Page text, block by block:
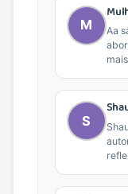
M
Aa
S